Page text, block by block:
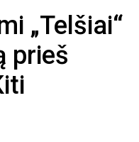
„Telšiai“
prieš